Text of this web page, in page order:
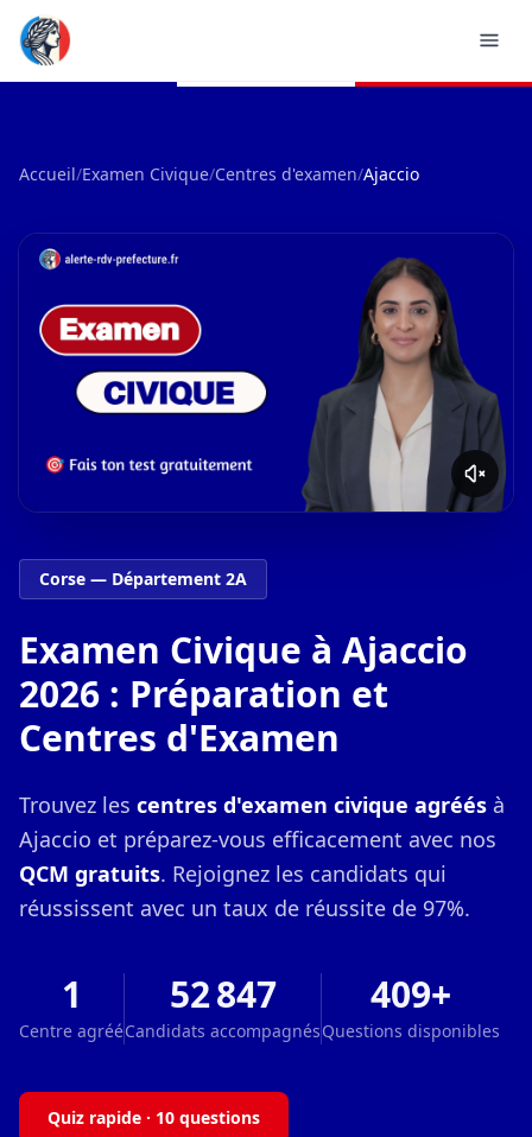
Accueil/Examen Civique/Centres d'examen/Ajaccio
Corse — Département 2A
Examen Civique à Ajaccio
2026 : Préparation et
Centres d'Examen
Trouvez les centres d'examen civique agréés à
Ajaccio et préparez-vous efficacement avec nos
QCM gratuits. Rejoignez les candidats qui
réussissent avec un taux de réussite de 97%.
1
Centre agréé
52 847
Candidats accompagnés
409+
Questions disponibles
Quiz rapide · 10 questions